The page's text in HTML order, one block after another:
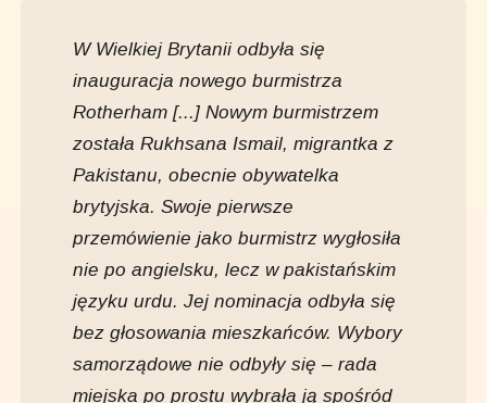
W Wielkiej Brytanii odbyła się
inauguracja nowego burmistrza
Rotherham [...] Nowym burmistrzem
została Rukhsana Ismail, migrantka z
Pakistanu, obecnie obywatelka
brytyjska. Swoje pierwsze
przemówienie jako burmistrz wygłosiła
nie po angielsku, lecz w pakistańskim
języku urdu. Jej nominacja odbyła się
bez głosowania mieszkańców. Wybory
samorządowe nie odbyły się – rada
miejska po prostu wybrała ją spośród